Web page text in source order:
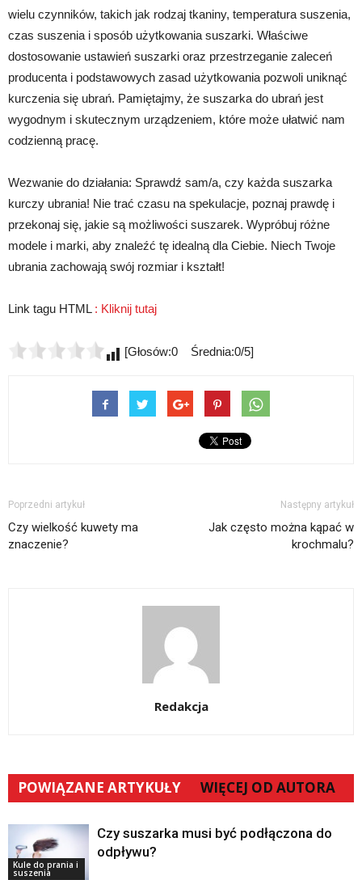
wielu czynników, takich jak rodzaj tkaniny, temperatura suszenia,
czas suszenia i sposób użytkowania suszarki. Właściwe
dostosowanie ustawień suszarki oraz przestrzeganie zaleceń
producenta i podstawowych zasad użytkowania pozwoli uniknąć
kurczenia się ubrań. Pamiętajmy, że suszarka do ubrań jest
wygodnym i skutecznym urządzeniem, które może ułatwić nam
codzienną pracę.
Wezwanie do działania: Sprawdź sam/a, czy każda suszarka
kurczy ubrania! Nie trać czasu na spekulacje, poznaj prawdę i
przekonaj się, jakie są możliwości suszarek. Wypróbuj różne
modele i marki, aby znaleźć tę idealną dla Ciebie. Niech Twoje
ubrania zachowają swój rozmiar i kształt!
Link tagu HTML : Kliknij tutaj
[Głosów:0 Średnia:0/5]
Poprzedni artykuł
Czy wielkość kuwety ma
znaczenie?
Następny artykuł
Jak często można kąpać w
krochmalu?
Redakcja
POWIĄZANE ARTYKUŁY WIĘCEJ OD AUTORA
Kule do prania i
suszenia
Czy suszarka musi być podłączona do
odpływu?